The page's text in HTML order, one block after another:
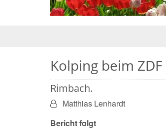
Kolping beim ZDF
Rimbach.
Von:Matthias Lenhardt
Bericht folgt